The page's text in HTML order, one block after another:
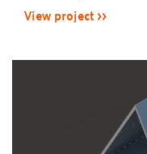
View project